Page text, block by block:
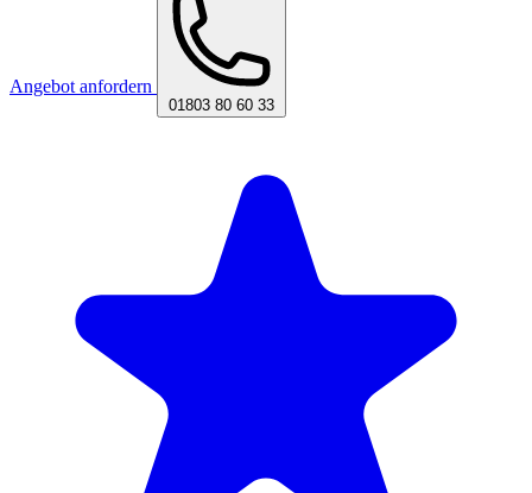
Angebot anfordern
01803 80 60 33